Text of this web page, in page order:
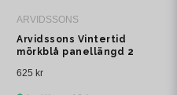
ARVIDSSONS
Arvidssons Vintertid
mörkblå panellängd 2
625 kr